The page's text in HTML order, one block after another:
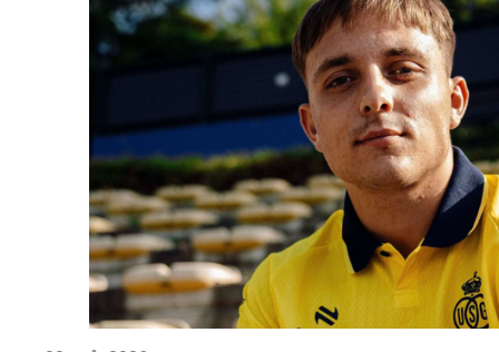
08 août 2026 Consulter l'article "L’Union Saint-Gilloise
718e plantation du Meyboom : ce
qu’il faut savoir avant l’événement